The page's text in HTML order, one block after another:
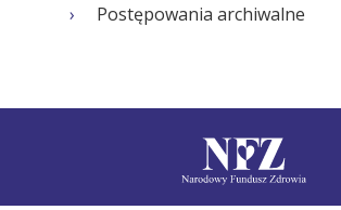
Postępowania archiwalne